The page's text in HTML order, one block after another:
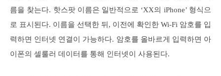
름을 찾는다. 핫스팟 이름은 일반적으로 ‘XX의 iPhone’ 형식으
로 표시된다. 이름을 선택한 뒤, 이전에 확인한 Wi-Fi 암호를 입
력하면 인터넷 연결이 가능하다. 암호를 올바르게 입력하면 아
이폰의 셀룰러 데이터를 통해 인터넷이 사용된다.